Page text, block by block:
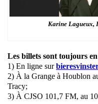
Karine Lagueux,
Les billets sont toujours
1) En ligne sur
2) À la Grange à Houblon
Tracy;
3) À CJSO 101,7 FM, au